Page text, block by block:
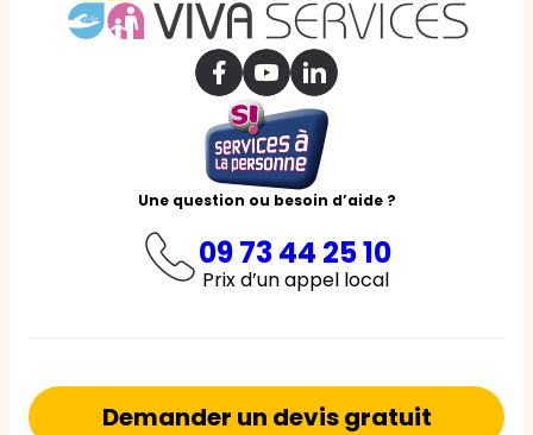
Une question ou besoin d’aide ?
09 73 44 25 10
Prix d’un appel local
Demander un devis gratuit